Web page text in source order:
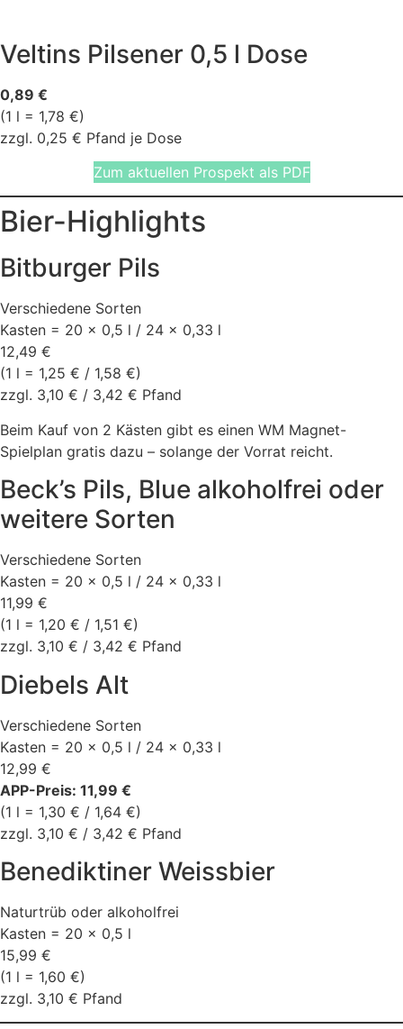
Veltins Pilsener 0,5 l Dose
0,89 €
(1 l = 1,78 €)
zzgl. 0,25 € Pfand je Dose
Zum aktuellen Prospekt als PDF
Bier-Highlights
Bitburger Pils
Verschiedene Sorten
Kasten = 20 × 0,5 l / 24 × 0,33 l
12,49 €
(1 l = 1,25 € / 1,58 €)
zzgl. 3,10 € / 3,42 € Pfand
Beim Kauf von 2 Kästen gibt es einen WM Magnet-
Spielplan gratis dazu – solange der Vorrat reicht.
Beck’s Pils, Blue alkoholfrei oder
weitere Sorten
Verschiedene Sorten
Kasten = 20 × 0,5 l / 24 × 0,33 l
11,99 €
(1 l = 1,20 € / 1,51 €)
zzgl. 3,10 € / 3,42 € Pfand
Diebels Alt
Verschiedene Sorten
Kasten = 20 × 0,5 l / 24 × 0,33 l
12,99 €
APP-Preis: 11,99 €
(1 l = 1,30 € / 1,64 €)
zzgl. 3,10 € / 3,42 € Pfand
Benediktiner Weissbier
Naturtrüb oder alkoholfrei
Kasten = 20 × 0,5 l
15,99 €
(1 l = 1,60 €)
zzgl. 3,10 € Pfand